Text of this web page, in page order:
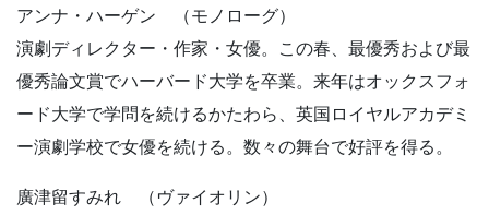
アンナ・ハーゲン （モノローグ）
演劇ディレクター・作家・女優。この春、最優秀および最
優秀論文賞でハーバード大学を卒業。来年はオックスフォ
ード大学で学問を続けるかたわら、英国ロイヤルアカデミ
ー演劇学校で女優を続ける。数々の舞台で好評を得る。
廣津留すみれ （ヴァイオリン）